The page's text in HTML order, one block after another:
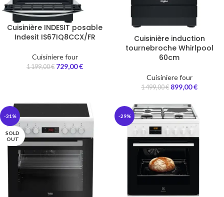
Cuisinière INDESIT posable
Indesit IS67IQ8CCX/FR
Cuisiniere four
1 199,00€ 729,00€
Cuisinière induction
tournebroche Whirlpool
60cm
Cuisiniere four
1 499,00€ 899,00€
-31%
SOLD
OUT
-29%